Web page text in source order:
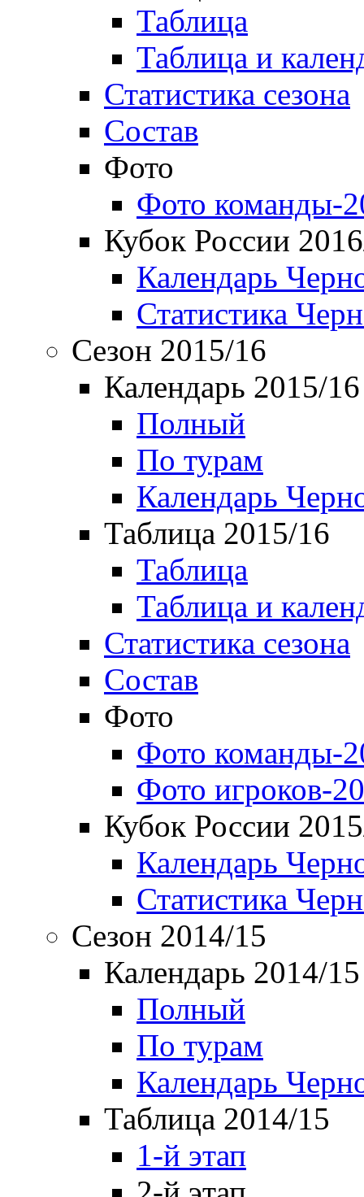
Таблица
Таблица и
Статистика сезона
Состав
Фото
Фото команды-
Кубок России
Календарь
Статистика
Сезон 2015/16
Календарь 2015/16
Полный
По турам
Календарь
Таблица 2015/16
Таблица
Таблица и
Статистика сезона
Состав
Фото
Фото команды-
Фото игроков-
Кубок России
Календарь
Статистика
Сезон 2014/15
Календарь 2014/15
Полный
По турам
Календарь
Таблица 2014/15
1-й этап